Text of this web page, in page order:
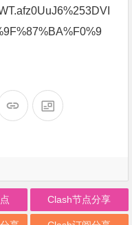
Clash节点分享